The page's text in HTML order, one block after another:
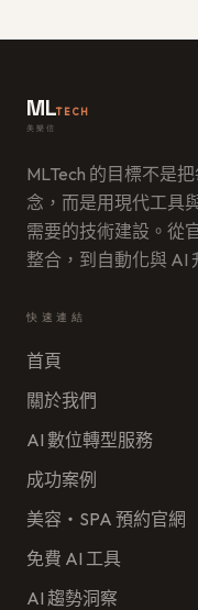
MLTECH
美樂信
MLTech 的目標不是
念，而是用現代工具
需要的技術建設。從
整合，到自動化與 AI
快速連結
首頁
關於我們
AI 數位轉型服務
成功案例
美容・SPA 預約官網
免費 AI 工具
AI 趨勢洞察